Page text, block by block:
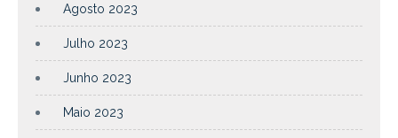
Agosto 2023
Julho 2023
Junho 2023
Maio 2023